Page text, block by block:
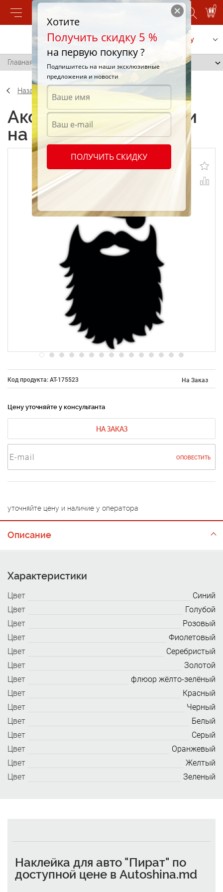
0
Позвонить Заказать услугу
Главная /
Назад
Аксессуары Наклейки
на авто "Пират"
Код продукта: AT-175523 На Заказ
Цену уточняйте у консультанта
НА ЗАКАЗ
ОПОВЕСТИТЬ
уточняйте цену и наличие у оператора
Описание
Характеристики
Цвет
Синий
Цвет
Голубой
Цвет
Розовый
Цвет
Фиолетовый
Цвет
Серебристый
Цвет
Золотой
Цвет
флюор жёлто-зелёный
Цвет
Красный
Цвет
Черный
Цвет
Белый
Цвет
Серый
Цвет
Оранжевый
Цвет
Желтый
Цвет
Зеленый
Наклейка для авто "Пират" по
доступной цене в Autoshina.md
Хотите
Получить скидку 5 %
на первую покупку ?
Подпишитесь на наши эксклюзивные
предложения и новости
ПОЛУЧИТЬ СКИДКУ